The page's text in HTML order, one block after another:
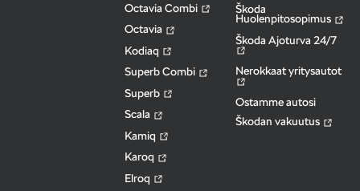
Octavia Combi
Octavia
Kodiaq
Superb Combi
Superb
Scala
Kamiq
Karoq
Elroq
Škoda
Huolenpitosopimus
Škoda Ajoturva 24/7
Nerokkaat yritysautot
Ostamme autosi
Škodan vakuutus